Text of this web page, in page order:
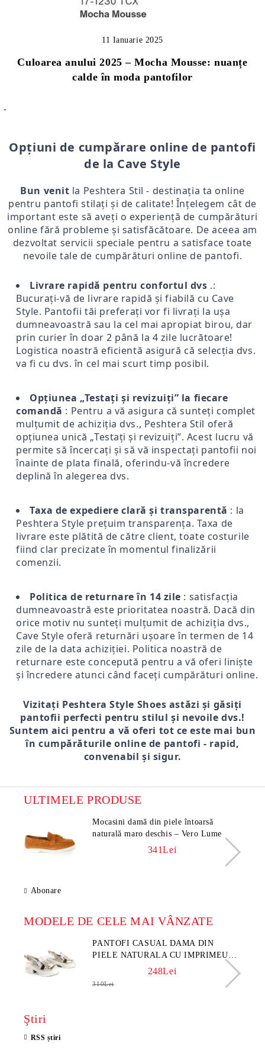
Culoarea anului 2025 – Mocha Mousse: nuanțe
calde în moda pantofilor
11 Ianuarie 2025
-
Opțiuni de cumpărare online de pantofi
de la Cave Style
Bun venit la Peshtera Stil - destinația ta online
pentru pantofi stilați și de calitate! Înțelegem cât de
important este să aveți o experiență de cumpărături
online fără probleme și satisfăcătoare. De aceea am
dezvoltat servicii speciale pentru a satisface toate
nevoile tale de cumpărături online de pantofi.
Livrare rapidă pentru confortul dvs .:
Bucurați-vă de livrare rapidă și fiabilă cu Cave
Style. Pantofii tăi preferați vor fi livrați la ușa
dumneavoastră sau la cel mai apropiat birou, dar
prin curier în doar 2 până la 4 zile lucrătoare!
Logistica noastră eficientă asigură că selecția dvs.
va fi cu dvs. în cel mai scurt timp posibil.
Opțiunea „Testați și revizuiți” la fiecare
comandă : Pentru a vă asigura că sunteți complet
mulțumit de achiziția dvs., Peshtera Stil oferă
opțiunea unică „Testați și revizuiți”. Acest lucru vă
permite să încercați și să vă inspectați pantofii noi
înainte de plata finală, oferindu-vă încredere
deplină în alegerea dvs.
Taxa de expediere clară și transparentă : la
Peshtera Style prețuim transparența. Taxa de
livrare este plătită de către client, toate costurile
fiind clar precizate în momentul finalizării
comenzii.
Politica de returnare în 14 zile : satisfacția
dumneavoastră este prioritatea noastră. Dacă din
orice motiv nu sunteți mulțumit de achiziția dvs.,
Cave Style oferă returnări ușoare în termen de 14
zile de la data achiziției. Politica noastră de
returnare este concepută pentru a vă oferi liniște
și încredere atunci când faceți cumpărături online.
Vizitați Peshtera Style Shoes astăzi și găsiți
pantofii perfecti pentru stilul și nevoile dvs.!
Suntem aici pentru a vă oferi tot ce este mai bun
în cumpărăturile online de pantofi - rapid,
convenabil și sigur.
ULTIMELE PRODUSE
Mocasini damă din piele întoarsă
naturală maro deschis – Vero Lume
341Lei
Abonare
MODELE DE CELE MAI VÂNZATE
PANTOFI CASUAL DAMA DIN
PIELE NATURALA CU IMPRIMEU
FLORAL - MODEL LUNA
248Lei
310Lei
Ştiri
RSS știri